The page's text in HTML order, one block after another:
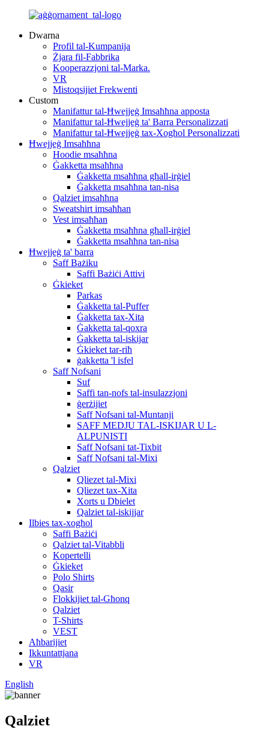
Dwarna
Profil tal-Kumpanija
Żjara fil-Fabbrika
Kooperazzjoni tal-Marka.
VR
Mistoqsijiet Frekwenti
Custom
Manifattur tal-Ħwejjeġ Imsaħħna apposta
Manifattur tal-Ħwejjeġ ta' Barra Personalizzati
Manifattur tal-Ħwejjeġ tax-Xogħol Personalizzati
Ħwejjeġ Imsaħħna
Hoodie msaħħna
Ġakketta msaħħna
Ġakketta msaħħna għall-irġiel
Ġakketta msaħħna tan-nisa
Qalziet imsaħħna
Sweatshirt imsaħħan
Vest imsaħħan
Ġakketta msaħħna għall-irġiel
Ġakketta msaħħna tan-nisa
Ħwejjeġ ta' barra
Saff Bażiku
Saffi Bażiċi Attivi
Ġkieket
Parkas
Ġakketta tal-Puffer
Ġakketta tax-Xita
Ġakketta tal-qoxra
Ġakketta tal-iskijar
Ġkieket tar-riħ
ġakketta 'l isfel
Saff Nofsani
Suf
Saffi tan-nofs tal-insulazzjoni
ġerżijiet
Saff Nofsani tal-Muntanji
SAFF MEDJU TAL-ISKIJAR U L-
ALPUNISTI
Saff Nofsani tat-Tixbit
Saff Nofsani tal-Mixi
Qalziet
Qliezet tal-Mixi
Qliezet tax-Xita
Xorts u Dbielet
Qalziet tal-iskijjar
Ilbies tax-xogħol
Saffi Bażiċi
Qalziet tal-Vitabbli
Kopertelli
Ġkieket
Polo Shirts
Qasir
Flokkijiet tal-Għonq
Qalziet
T-Shirts
VEST
Aħbarijiet
Ikkuntattjana
VR
English
Qalziet